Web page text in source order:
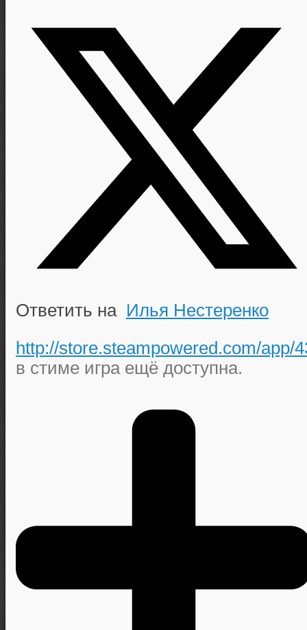
Ответить на Илья Нестеренко
http://store.steampowered.com/app/
в стиме игра ещё доступна.